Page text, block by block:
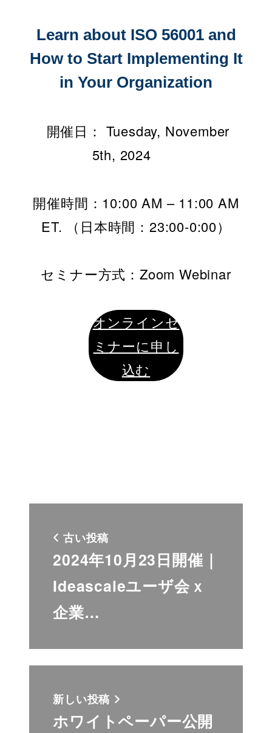
Learn about ISO 56001 and
How to Start Implementing It
in Your Organization
開催日： Tuesday, November
5th, 2024
開催時間：10:00 AM – 11:00 AM
ET. （日本時間：23:00-0:00）
セミナー方式：Zoom Webinar
オンラインセ
ミナーに申し
込む
古い投稿
2024年10月23日開催｜
Ideascaleユーザ会ｘ
企業…
新しい投稿
ホワイトペーパー公開